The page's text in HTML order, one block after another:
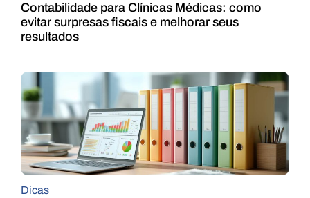
Contabilidade para Clínicas Médicas: como
evitar surpresas fiscais e melhorar seus
resultados
Dicas